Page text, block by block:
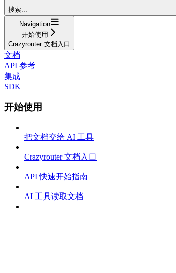
搜索...
Navigation
开始使用
Crazyrouter 文档入口
文档
API 参考
集成
SDK
开始使用
把文档交给 AI 工具
Crazyrouter 文档入口
API 快速开始指南
AI 工具读取文档